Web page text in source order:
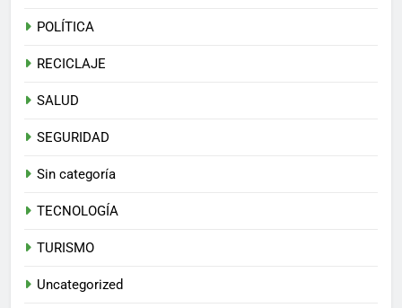
POLÍTICA
RECICLAJE
SALUD
SEGURIDAD
Sin categoría
TECNOLOGÍA
TURISMO
Uncategorized